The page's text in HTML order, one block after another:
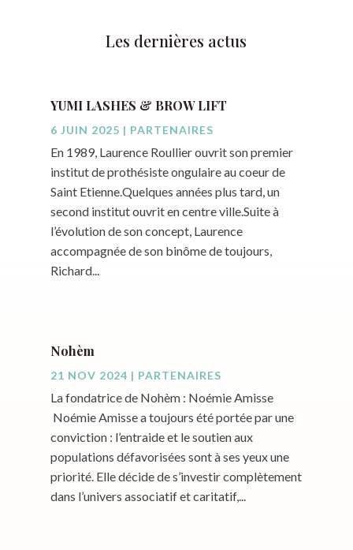
Les dernières actus
YUMI LASHES & BROW LIFT
6 JUIN 2025 | PARTENAIRES
En 1989, Laurence Roullier ouvrit son premier
institut de prothésiste ongulaire au coeur de
Saint Etienne.Quelques années plus tard, un
second institut ouvrit en centre ville.Suite à
l’évolution de son concept, Laurence
accompagnée de son binôme de toujours,
Richard...
Nohèm
21 NOV 2024 | PARTENAIRES
La fondatrice de Nohèm : Noémie Amisse
Noémie Amisse a toujours été portée par une
conviction : l’entraide et le soutien aux
populations défavorisées sont à ses yeux une
priorité. Elle décide de s’investir complètement
dans l’univers associatif et caritatif,...